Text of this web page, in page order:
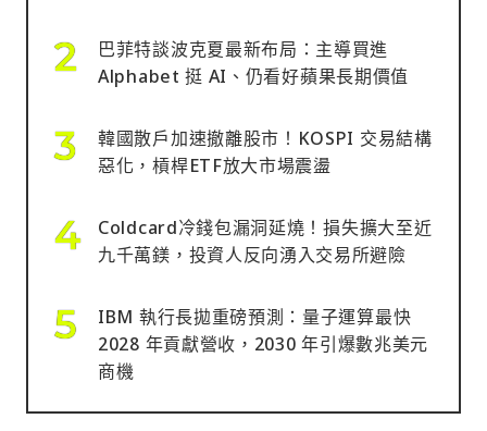
巴菲特談波克夏最新布局：主導買進
Alphabet 挺 AI、仍看好蘋果長期價值
韓國散戶加速撤離股市！KOSPI 交易結構
惡化，槓桿ETF放大市場震盪
Coldcard冷錢包漏洞延燒！損失擴大至近
九千萬鎂，投資人反向湧入交易所避險
IBM 執行長拋重磅預測：量子運算最快
2028 年貢獻營收，2030 年引爆數兆美元
商機